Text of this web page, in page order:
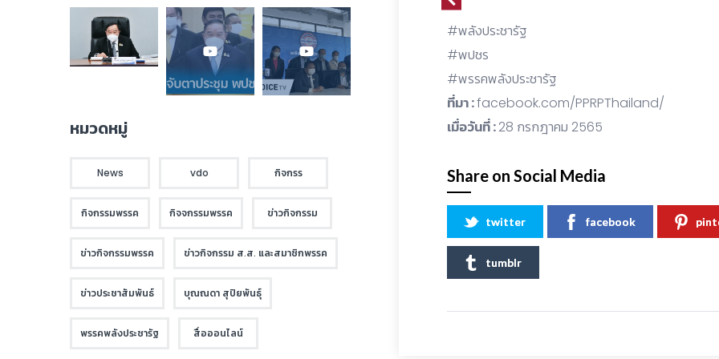
#พลังประชารัฐ
#พปชร
#พรรคพลังประชารัฐ
ที่มา :facebook.com/PPRPThailand/
เมื่อวันที่ :28 กรกฎาคม 2565
Share on Social Media
twitter facebook
tumblr
หมวดหมู่
News vdo กิจกรร
กิจกรรมพรรค กิจจกรรมพรรค ข่าวกิจกรรม
ข่าวกิจกรรมพรรค ข่าวกิจกรรม ส.ส. และสมาชิกพรรค
ข่าวประชาสัมพันธ์ บุณณดา สุปิยพันธุ์
พรรคพลังประชารัฐ สื่อออนไลน์